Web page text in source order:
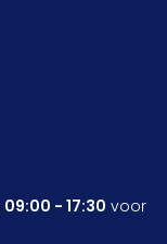
09:00 - 17:30 voor